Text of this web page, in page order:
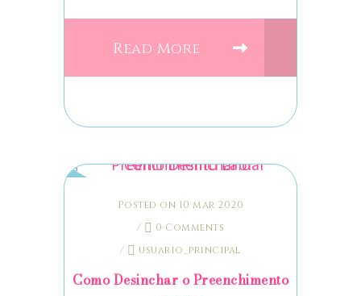
Read More
Posted on 10 mar 2020
/
0 Comments
/
usuario_principal
Como Desinchar o Preenchimento